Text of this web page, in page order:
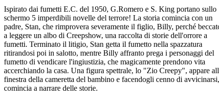
Ispirato dai fumetti E.C. del 1950, G.Romero e S. King portano sullo
schermo 5 imperdibili novelle del terrore! La storia comincia con un
padre, Stan, che rimprovera severamente il figlio, Billy, perché
a leggere un albo di Creepshow, una raccolta di storie dell'orrore a
fumetti. Terminato il litigio, Stan getta il fumetto nella spazzatura
ritirandosi poi in salotto, mentre Billy affranto prega i personaggi del
fumetto di vendicare l'ingiustizia, che magicamente prendono vita
accerchiando la casa. Una figura spettrale, lo "Zio Creepy", appare
finestra della cameretta del bambino e facendogli cenno di avvicinarsi,
comincia a narrare delle storie.